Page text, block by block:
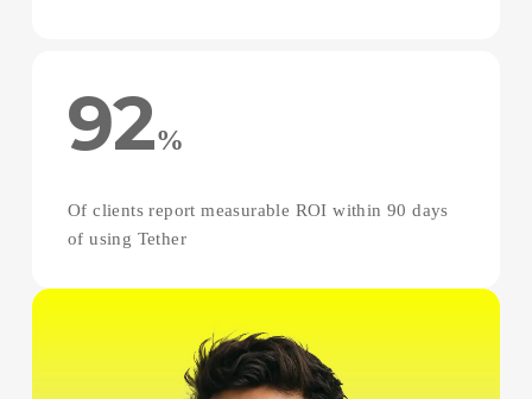
92%
Of clients report measurable ROI within 90 days
of using Tether